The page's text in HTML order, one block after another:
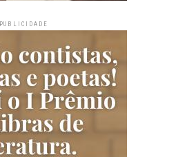
PUBLICIDADE